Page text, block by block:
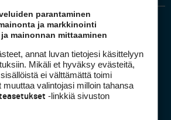
Golfpiste mediakortti
parantaminen
ja markkinointi
mainonnan mittaaminen
annat luvan tietojesi käsittelyyn
Mikäli et hyväksy evästeitä,
ei välttämättä toimi
muuttaa valintojasi milloin tahansa
-linkkiä sivuston